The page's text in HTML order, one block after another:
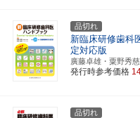
品切れ
新臨床研修歯科
定対応版
廣藤卓雄・粟野秀
発行時参考価格
品切れ